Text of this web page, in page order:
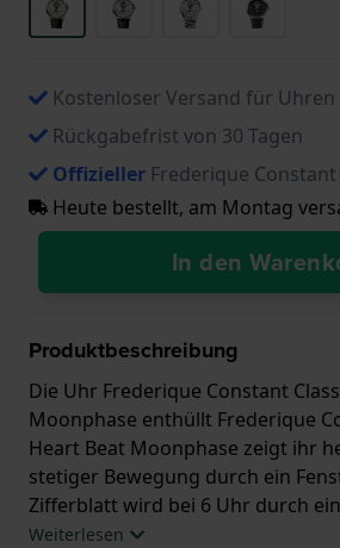
Kostenloser Versand für Uhren
Rückgabefrist von 30 Tagen
Offizieller Frederique
Heute bestellt, am Montag
In den
Produktbeschreibung
Die Uhr Frederique Constant
Moonphase enthüllt Frederique
Heart Beat Moonphase zeigt ihr
stetiger Bewegung durch ein
Zifferblatt wird bei 6 Uhr durch
Mondphasenanzeige
Weiterlesen